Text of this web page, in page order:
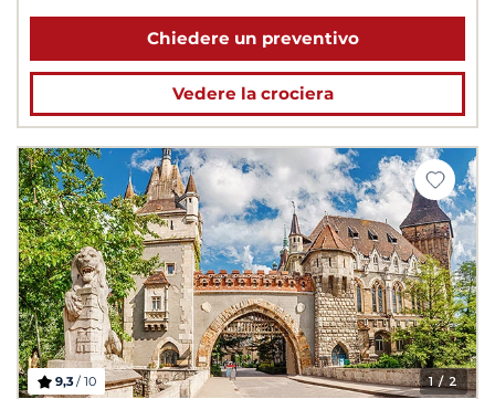
Chiedere un preventivo
Vedere la crociera
1 / 2
9,3/ 10